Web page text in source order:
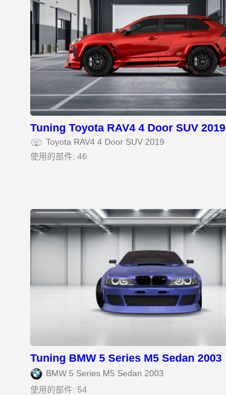
Tuning Toyota RAV4 4 Door SUV 2019
Toyota RAV4 4 Door SUV 2019
使用的部件: 46
Tuning BMW 5 Series M5 Sedan 2003
BMW 5 Series M5 Sedan 2003
使用的部件: 54